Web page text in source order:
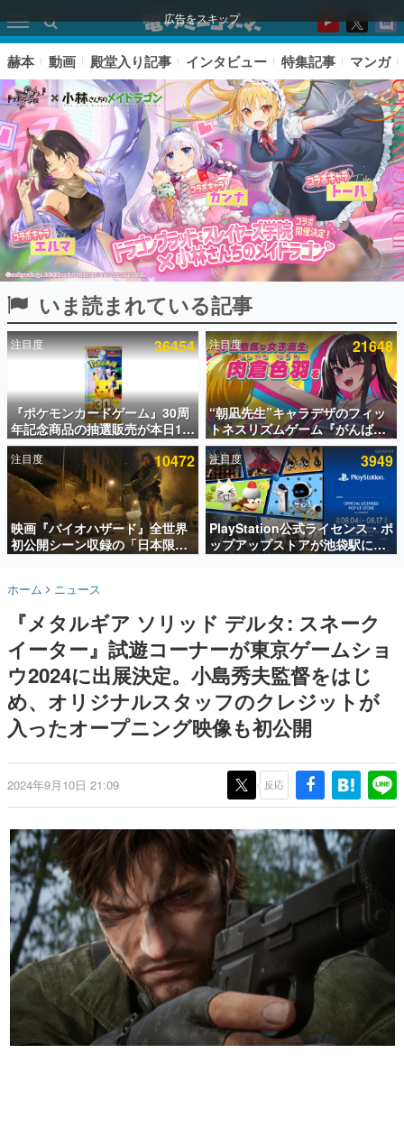
広告をスキップ
ピックアップ
電ファミのいま読まれている記事ランキング
アプリセール情報
インタビュー
連載・特集一覧
殿堂入り記事
SNS拡散数が数千以上！ ページビュー数万以上！ などな
ど。多くの人々に読まれた、電ファミ渾身の“殿堂入り”記
事をまとめました。
名作ゲームクリエイターの方々に製作時のエピソードをお
きます。
赫本
この物語を解いてはいけない。『赫本』は、〈試験問題〉
の形をした短編ホラー小説集です。
新世代に訊く
これからのデジタルゲーム市場を担う若きクリエイター達
ゲーム世代の作家たち
ゲームに多大な影響を受けた作家さんに取材し、ゲームが
画です。
日本モバイルゲーム産業史
日本のモバイルゲーム史における主要なトピック・タイト
ルを網羅するほか、開発者へのインタビューや識者による
解説を掲載。約20年の歴史が一望できる決定版！
若ゲのいたり〜ゲームクリエイターの青春〜
『うつヌケ』『ペンと箸』等で知られるマンガ家・田中圭
一先生によるゲーム業界レポートマンガです。
なんでゲームは面白い？
ゲーム開発者・hamatsu氏がゲームの魅力を画面や操作の
具体的な形から解き明かしていく、硬派で骨太な評論連載
赫本 動画 殿堂入り記事 インタビュー 特集記事 マンガ
いま読まれている記事
注目度 36454
『ポケモンカードゲーム』30周
年記念商品の抽選販売が本日12
時より開始。拡張パック「30th
CELEBRATION」のボックス
に、「プレミアムデッキセット
エーフィ・ブラッキー」
「FUTURISTIC BOX」の計3商
品
注目度 21648
“朝凪先生”キャラデザのフィッ
トネスリズムゲーム『がんば
れ！チアリズム』Steamストア
ページが公開。キャラクターの
CVは陽向葵ゅかさん
注目度 10472
映画『バイオハザード』全世界
初公開シーン収録の「日本限
定」予告映像が解禁。バイオの
「ラクーンシティ総合病院」へ
注目度 3949
PlayStation公式ライセンス・ポ
ップアップストアが池袋駅にて
期間限定で開催。夏のアパレル
ホーム ニュース
『メタルギア ソリッド デルタ: スネーク
イーター』試遊コーナーが東京ゲームショ
ウ2024に出展決定。小島秀夫監督をはじ
め、オリジナルスタッフのクレジットが
入ったオープニング映像も初公開
2024年9月10日 21:09 反応